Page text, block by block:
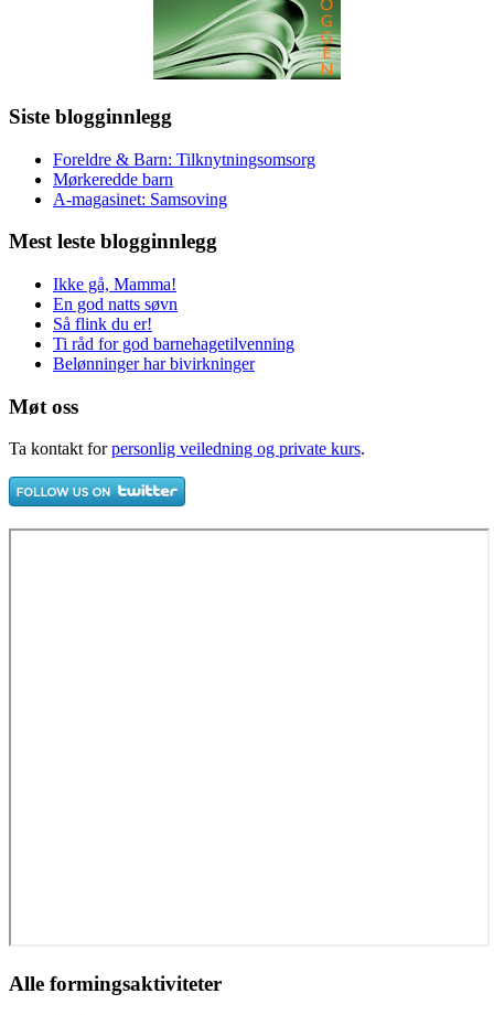
Siste blogginnlegg
Foreldre & Barn: Tilknytningsomsorg
Mørkeredde barn
A-magasinet: Samsoving
Mest leste blogginnlegg
Ikke gå, Mamma!
En god natts søvn
Så flink du er!
Ti råd for god barnehagetilvenning
Belønninger har bivirkninger
Møt oss
Ta kontakt forpersonlig veiledning og private kurs.
Alle formingsaktiviteter